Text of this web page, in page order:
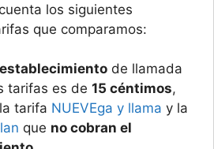
los siguientes
que comparamos:
establecimiento de llamada
tarifas es de 15 céntimos,
tarifa NUEVEga y llama y la
que no cobran el